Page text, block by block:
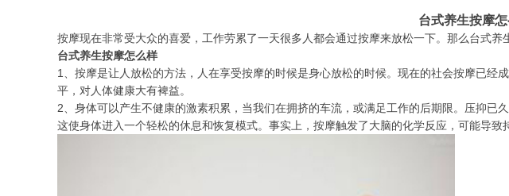
台式养生按摩
按摩现在非常受大众的喜爱，工作劳累了一天很多人都会通过按摩来放松一下。那么台式
台式养生按摩怎么样
1、按摩是让人放松的方法，人在享受按摩的时候是身心放松的时候。现在的社会按摩已
平，对人体健康大有裨益。
2、身体可以产生不健康的激素积累，当我们在拥挤的车流，或满足工作的后期限。压抑已
这使身体进入一个轻松的休息和恢复模式。事实上，按摩触发了大脑的化学反应，可能导致